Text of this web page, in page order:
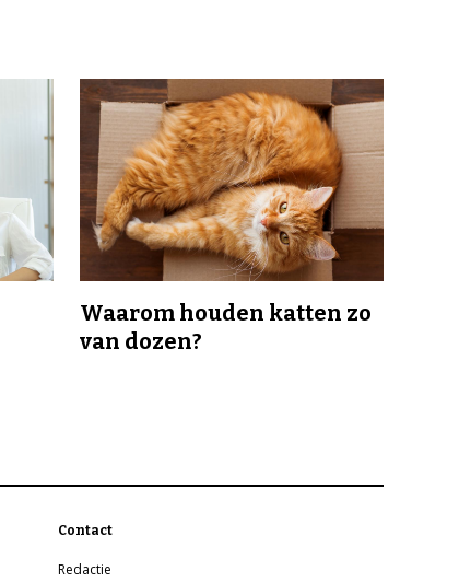
Waarom houden katten zo
van dozen?
Contact
Redactie